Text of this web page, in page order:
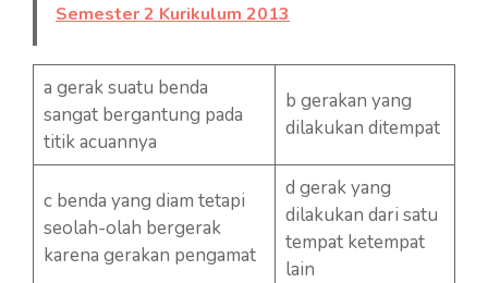
Semester 2 Kurikulum 2013
a gerak suatu benda
sangat bergantung pada
titik acuannya
b gerakan yang
dilakukan ditempat
c benda yang diam tetapi
seolah-olah bergerak
karena gerakan pengamat
d gerak yang
dilakukan dari satu
tempat ketempat
lain